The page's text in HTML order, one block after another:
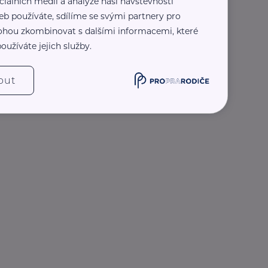
používáte, sdílíme se svými partnery pro
zkombinovat s dalšími informacemi, které
jejich služby.